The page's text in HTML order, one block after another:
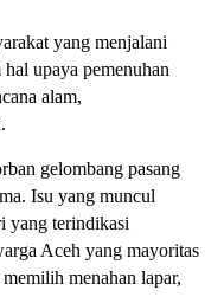
yang menjalani
upaya pemenuhan
alam,
gelombang pasang
Isu yang muncul
yang terindikasi
Aceh yang mayoritas
menahan lapar,